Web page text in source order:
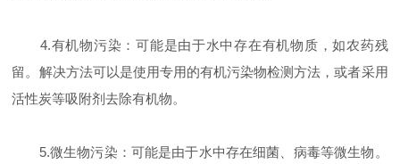
4.有机物污染：可能是由于水中存在有机物质，如农药残
留。解决方法可以是使用专用的有机污染物检测方法，或者采用
活性炭等吸附剂去除有机物。
5.微生物污染：可能是由于水中存在细菌、病毒等微生物。